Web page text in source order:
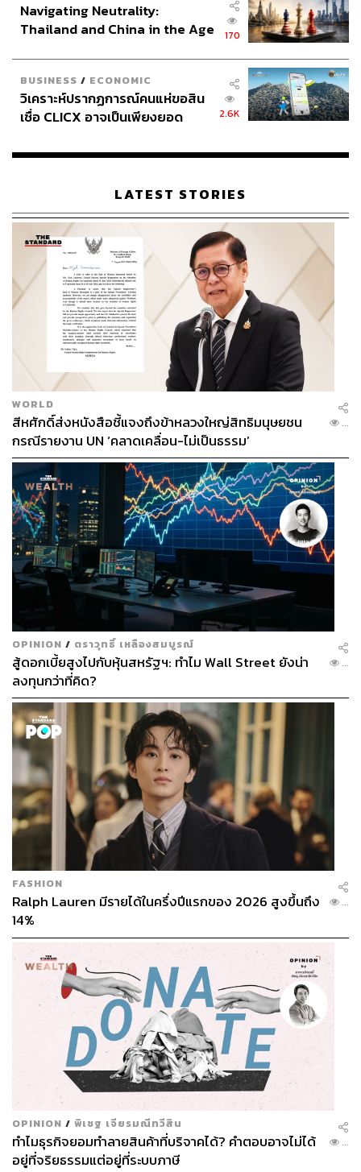
Navigating Neutrality:
Thailand and China in the Age
170
BUSINESS / ECONOMIC
วิเคราะห์ปรากฏการณ์คนแห่ขอสิน
เชื่อ CLICX อาจเป็นเพียงยอด
เรือนไทยที่ถูกซุกไว้
2.6K
LATEST STORIES
WORLD
สีหศักดิ์ส่งหนังสือชี้แจงถึงข้าหลวงใหญ่สิทธิมนุษยชน
กรณีรายงาน UN ‘คลาดเคลื่อน-ไม่เป็นธรรม’
...
OPINION / ตราวุทธิ์ เหลืองสมบูรณ์
สู้ดอกเบี้ยสูงไปกับหุ้นสหรัฐฯ: ทำไม Wall Street ยังน่า
ลงทุนกว่าที่คิด?
...
FASHION
Ralph Lauren มีรายได้ในครึ่งปีแรกของ 2026 สูงขึ้นถึง
14%
...
OPINION / พิเชฐ เจียรมณีทวีสิน
ทำไมธุรกิจยอมทำลายสินค้าที่บริจาคได้? คำตอบอาจไม่ได้
อยู่ที่จริยธรรมแต่อยู่ที่ระบบภาษี
...